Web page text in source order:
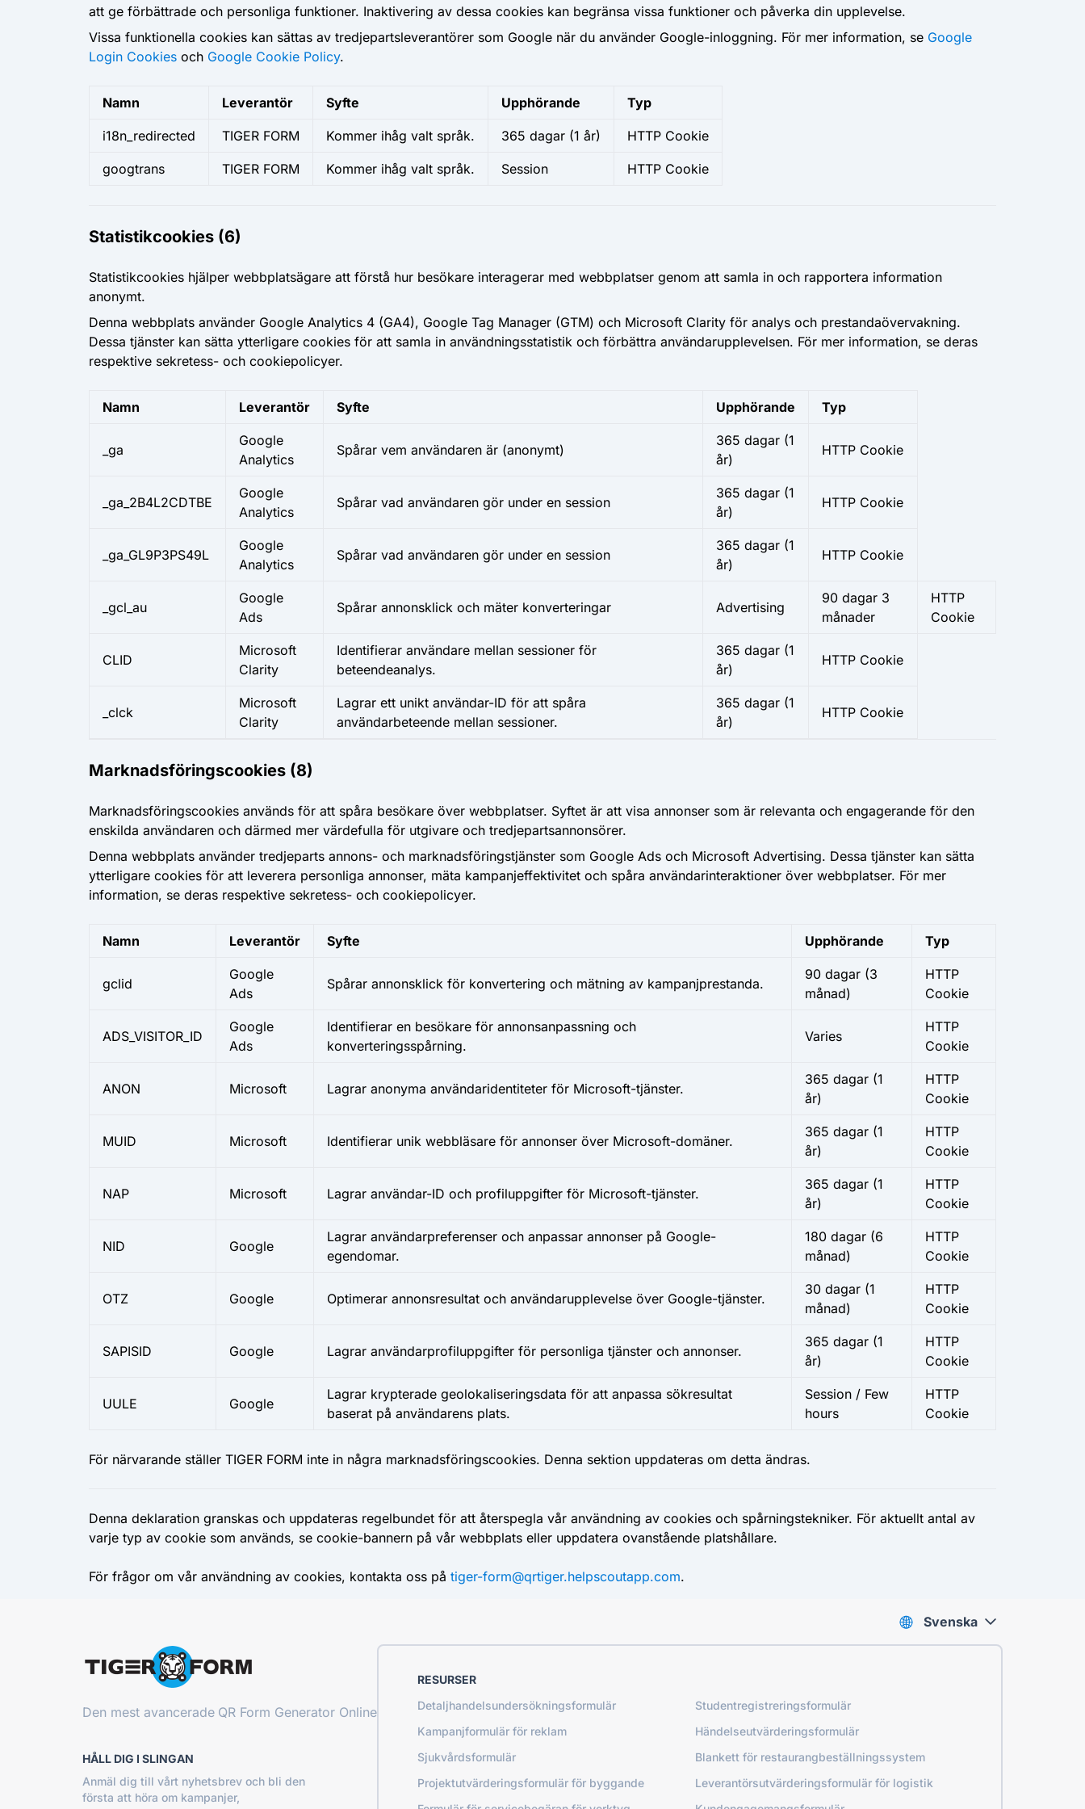
att ge förbättrade och personliga funktioner. Inaktivering av dessa cookies kan begränsa vissa funktioner och påverka din upplevelse.
Vissa funktionella cookies kan sättas av tredjepartsleverantörer som Google när du använder Google-inloggning. För mer information, se Google
Login Cookies och Google Cookie Policy.
Namn Leverantör Syfte Upphörande Typ
i18n_redirected TIGER FORM Kommer ihåg valt språk. 365 dagar (1 år) HTTP Cookie
googtrans TIGER FORM Kommer ihåg valt språk. Session HTTP Cookie
Statistikcookies (6)
Statistikcookies hjälper webbplatsägare att förstå hur besökare interagerar med webbplatser genom att samla in och rapportera information
anonymt.
Denna webbplats använder Google Analytics 4 (GA4), Google Tag Manager (GTM) och Microsoft Clarity för analys och prestandaövervakning.
Dessa tjänster kan sätta ytterligare cookies för att samla in användningsstatistik och förbättra användarupplevelsen. För mer information, se deras
respektive sekretess- och cookiepolicyer.
Namn Leverantör Syfte Upphörande Typ
_ga
Google
Analytics
Spårar vem användaren är (anonymt)
365 dagar (1
år)
HTTP Cookie
_ga_2B4L2CDTBE
Google
Analytics
Spårar vad användaren gör under en session
365 dagar (1
år)
HTTP Cookie
_ga_GL9P3PS49L
Google
Analytics
Spårar vad användaren gör under en session
365 dagar (1
år)
HTTP Cookie
_gcl_au
Google
Ads
Spårar annonsklick och mäter konverteringar Advertising
90 dagar 3
månader
HTTP
Cookie
CLID
Microsoft
Clarity
Identifierar användare mellan sessioner för
beteendeanalys.
365 dagar (1
år)
HTTP Cookie
_clck
Microsoft
Clarity
Lagrar ett unikt användar-ID för att spåra
användarbeteende mellan sessioner.
365 dagar (1
år)
HTTP Cookie
Marknadsföringscookies (8)
Marknadsföringscookies används för att spåra besökare över webbplatser. Syftet är att visa annonser som är relevanta och engagerande för den
enskilda användaren och därmed mer värdefulla för utgivare och tredjepartsannonsörer.
Denna webbplats använder tredjeparts annons- och marknadsföringstjänster som Google Ads och Microsoft Advertising. Dessa tjänster kan sätta
ytterligare cookies för att leverera personliga annonser, mäta kampanjeffektivitet och spåra användarinteraktioner över webbplatser. För mer
information, se deras respektive sekretess- och cookiepolicyer.
Namn Leverantör Syfte Upphörande Typ
gclid
Google
Ads
Spårar annonsklick för konvertering och mätning av kampanjprestanda.
90 dagar (3
månad)
HTTP
Cookie
ADS_VISITOR_ID
Google
Ads
Identifierar en besökare för annonsanpassning och
konverteringsspårning.
Varies
HTTP
Cookie
ANON Microsoft Lagrar anonyma användaridentiteter för Microsoft-tjänster.
365 dagar (1
år)
HTTP
Cookie
MUID Microsoft Identifierar unik webbläsare för annonser över Microsoft-domäner.
365 dagar (1
år)
HTTP
Cookie
NAP Microsoft Lagrar användar-ID och profiluppgifter för Microsoft-tjänster.
365 dagar (1
år)
HTTP
Cookie
NID Google
Lagrar användarpreferenser och anpassar annonser på Google-
egendomar.
180 dagar (6
månad)
HTTP
Cookie
OTZ Google Optimerar annonsresultat och användarupplevelse över Google-tjänster.
30 dagar (1
månad)
HTTP
Cookie
SAPISID Google Lagrar användarprofiluppgifter för personliga tjänster och annonser.
365 dagar (1
år)
HTTP
Cookie
UULE Google
Lagrar krypterade geolokaliseringsdata för att anpassa sökresultat
baserat på användarens plats.
Session / Few
hours
HTTP
Cookie
För närvarande ställer TIGER FORM inte in några marknadsföringscookies. Denna sektion uppdateras om detta ändras.
Denna deklaration granskas och uppdateras regelbundet för att återspegla vår användning av cookies och spårningstekniker. För aktuellt antal av
varje typ av cookie som används, se cookie-bannern på vår webbplats eller uppdatera ovanstående platshållare.
För frågor om vår användning av cookies, kontakta oss på tiger-form@qrtiger.helpscoutapp.com.
Den mest avancerade QR Form Generator Online
HÅLL DIG I SLINGAN
Anmäl dig till vårt nyhetsbrev och bli den
första att höra om kampanjer,
RESURSER
Detaljhandelsundersökningsformulär
Studentregistreringsformulär
Kampanjformulär för reklam
Händelseutvärderingsformulär
Sjukvårdsformulär
Blankett för restaurangbeställningssystem
Projektutvärderingsformulär för byggande
Leverantörsutvärderingsformulär för logistik
Svenska